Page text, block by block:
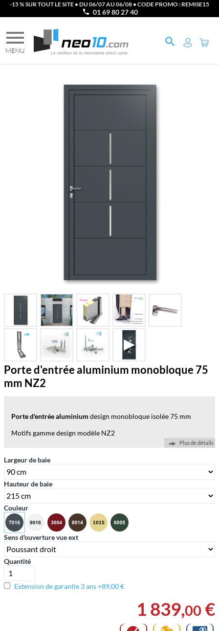
-15 % SUR TOUT LE SITE • DU 06/07 AU 06/08 • CODE PROMO : REMISE15
01 69 80 27 40
Porte d'entrée aluminium monobloque 75
mm NZ2
Porte d'entrée aluminium design monobloque isolée 75 mm
Motifs gamme design modèle NZ2
Plus de détails
Largeur de baie
Hauteur de baie
Couleur
Sens d'ouverture vue ext
Quantité
Extension de garantie 3 ans +89,00 €
1 839,00 €